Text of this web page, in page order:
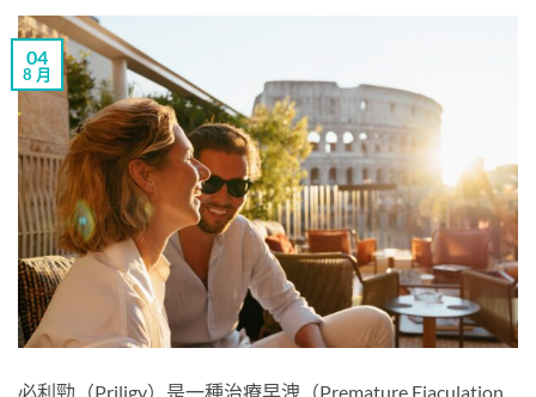
04
8 月
必利勁（Priligy）是一種治療早洩（Premature Ejaculation,